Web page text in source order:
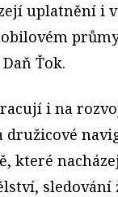
uplatnění i
Ťok.
i na
družicové
které